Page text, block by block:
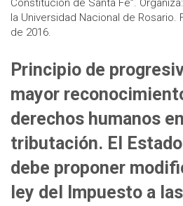
Constitución de Santa Fe”.
la Universidad Nacional de Rosario.
de 2016.
Principio de
mayor
derechos humanos
tributación. El
debe proponer
ley del Impuesto a